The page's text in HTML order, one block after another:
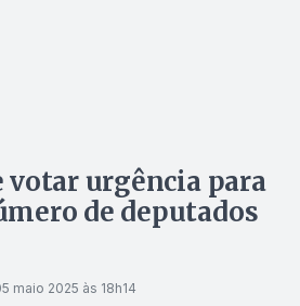
votar urgência para
de deputados
maio 2025 às 18h14